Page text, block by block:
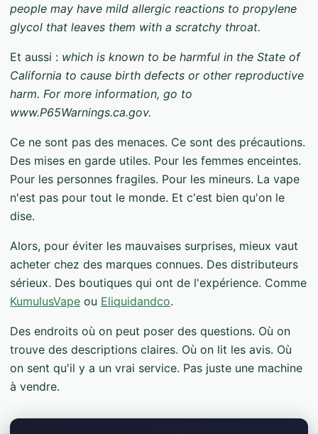
people may have mild allergic reactions to propylene
glycol that leaves them with a scratchy throat.
Et aussi : which is known to be harmful in the State of
California to cause birth defects or other reproductive
harm. For more information, go to
www.P65Warnings.ca.gov.
Ce ne sont pas des menaces. Ce sont des précautions.
Des mises en garde utiles. Pour les femmes enceintes.
Pour les personnes fragiles. Pour les mineurs. La vape
n'est pas pour tout le monde. Et c'est bien qu'on le
dise.
Alors, pour éviter les mauvaises surprises, mieux vaut
acheter chez des marques connues. Des distributeurs
sérieux. Des boutiques qui ont de l'expérience. Comme
KumulusVape ou Eliquidandco.
Des endroits où on peut poser des questions. Où on
trouve des descriptions claires. Où on lit les avis. Où
on sent qu'il y a un vrai service. Pas juste une machine
à vendre.